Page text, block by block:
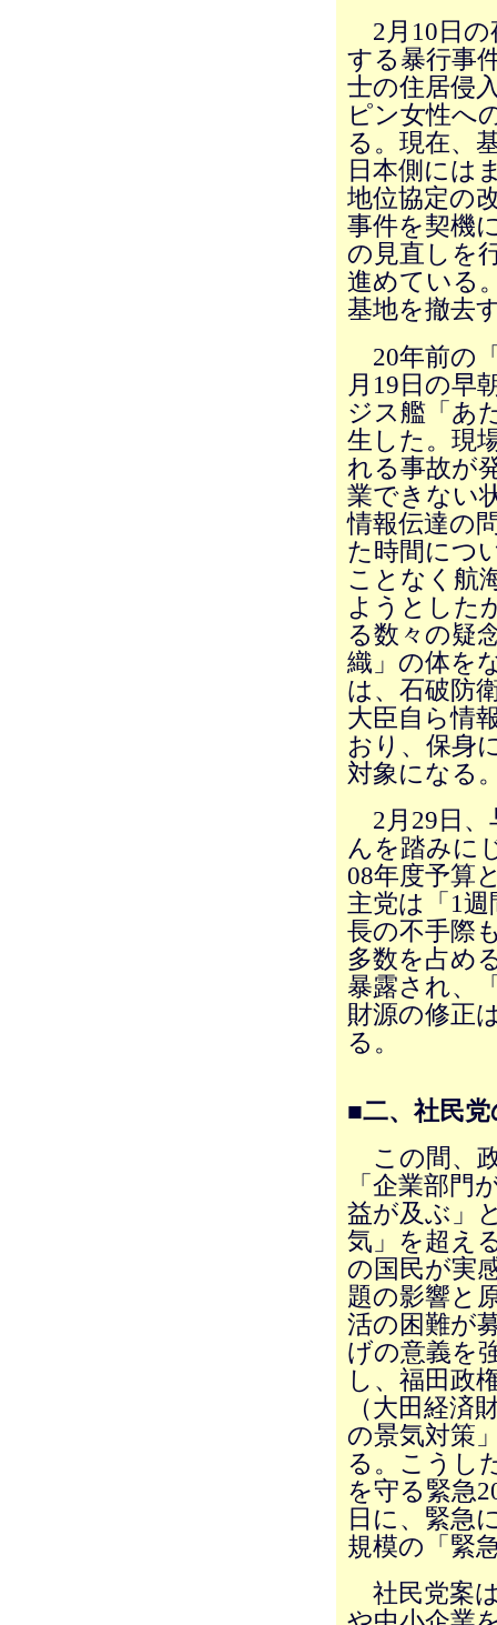
2月10日の
する暴行事
士の住居侵
ピン女性へ
る。現在、
日本側には
地位協定の
事件を契機
の見直しを
進めている
基地を撤去
20年前の
月19日の早
ジス艦「あ
生した。現
れる事故が
業できない
情報伝達の
た時間につ
ことなく航
ようとした
る数々の疑
織」の体を
は、石破防
大臣自ら情
おり、保身
対象になる
2月29日、
んを踏みに
08年度予算
主党は「1
長の不手際
多数を占め
暴露され、
財源の修正
る。
■二、社民
この間、
「企業部門
益が及ぶ」
気」を超え
の国民が実
題の影響と
活の困難が
げの意義を
し、福田政
（大田経済
の景気対策
る。こうし
を守る緊急
日に、緊急
規模の「緊
社民党案